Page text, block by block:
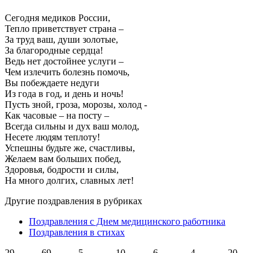
Сегодня медиков России,
Тепло приветствует страна –
За труд ваш, души золотые,
За благородные сердца!
Ведь нет достойнее услуги –
Чем излечить болезнь помочь,
Вы побеждаете недуги
Из года в год, и день и ночь!
Пусть зной, гроза, морозы, холод -
Как часовые – на посту –
Всегда сильны и дух ваш молод,
Несете людям теплоту!
Успешны будьте же, счастливы,
Желаем вам больших побед,
Здоровья, бодрости и силы,
На много долгих, славных лет!
Другие поздравления в рубриках
Поздравления с Днем медицинского работника
Поздравления в стихах